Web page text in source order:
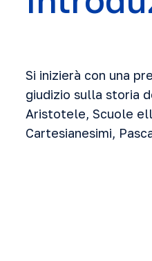
Si inizierà con una
giudizio sulla storia
Aristotele, Scuole
Cartesianesimi,